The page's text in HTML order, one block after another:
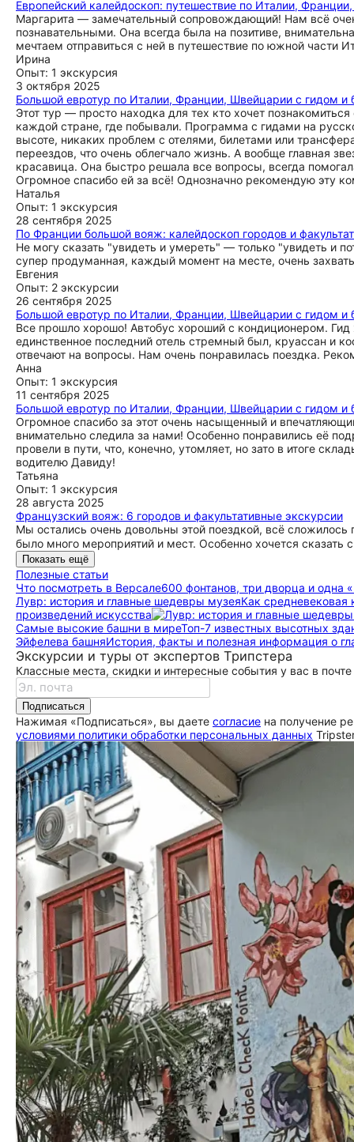
Европейский калейдоскоп: путешествие по Италии,
Маргарита — замечательный сопровождающий! Нам всё
познавательными. Она всегда была на позитиве,
мечтаем отправиться с ней в путешествие по южной части
Ирина
Опыт: 1 экскурсия
3 октября 2025
Большой евротур по Италии, Франции, Швейцарии с гидом и
Этот тур — просто находка для тех кто хочет
каждой стране, где побывали. Программа с гидами на
высоте, никаких проблем с отелями, билетами или
переездов, что очень облегчало жизнь. А вообще главная
красавица. Она быстро решала все вопросы, всегда
Огромное спасибо ей за всё! Однозначно рекомендую эту
Наталья
Опыт: 1 экскурсия
28 сентября 2025
По Франции большой вояж: калейдоскоп городов и
Не могу сказать "увидеть и умереть" — только "увидеть
супер продуманная, каждый момент на месте, очень
Евгения
Опыт: 2 экскурсии
26 сентября 2025
Большой евротур по Италии, Франции, Швейцарии с гидом и
Все прошло хорошо! Автобус хороший с кондиционером.
единственное последний отель стремный был, круассан и
отвечают на вопросы. Нам очень понравилась поездка.
Анна
Опыт: 1 экскурсия
11 сентября 2025
Большой евротур по Италии, Франции, Швейцарии с гидом и
Огромное спасибо за этот очень насыщенный и
внимательно следила за нами! Особенно понравились её
провели в пути, что, конечно, утомляет, но зато в итоге
водителю Давиду!
Татьяна
Опыт: 1 экскурсия
28 августа 2025
Французский вояж: 6 городов и факультативные экскурсии
Мы остались очень довольны этой поездкой, всё
было много мероприятий и мест. Особенно хочется сказать
Показать ещё
Полезные статьи
Что посмотреть в Версале600 фонтанов, три дворца и одна
Лувр: история и главные шедевры музеяКак
произведений искусства
Самые высокие башни в миреТоп-7 известных высотных
Эйфелева башняИстория, факты и полезная информация о
Экскурсии и туры от экспертов Трипстера
Классные места, скидки и интересные события у вас в почте
Подписаться
Нажимая «Подписаться», вы даете согласие на получение
условиями политики обработки персональных данных